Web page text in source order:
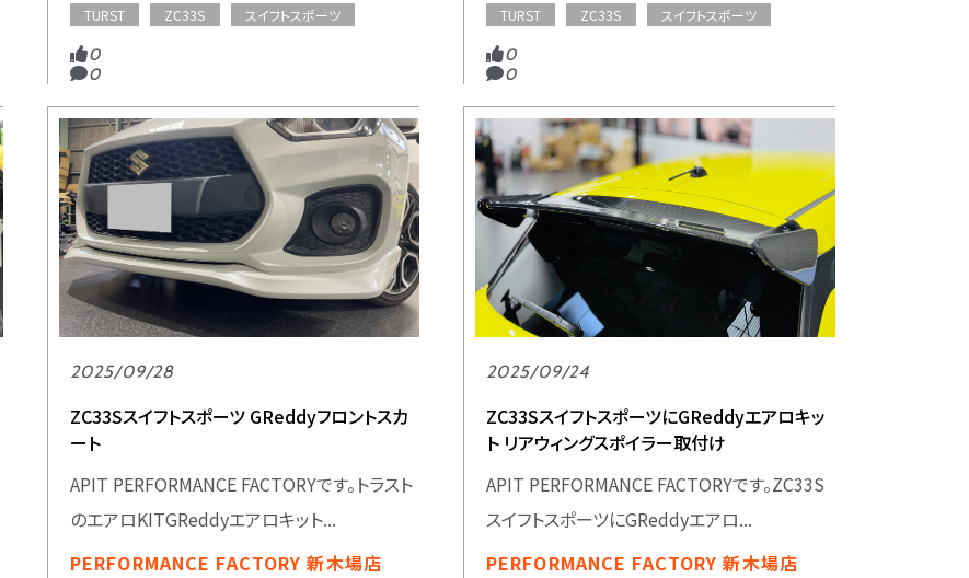
TURST
ZC33S スイフトスポーツ
0
0
TURST
ZC33S スイフトスポーツ
0
0
2025/09/28
ZC33Sスイフトスポーツ GReddyフロントスカ
ート
APIT PERFORMANCE FACTORYです。トラスト
のエアロKITGReddyエアロキット...
PERFORMANCE FACTORY 新木場店
2025/09/24
ZC33SスイフトスポーツにGReddyエアロキッ
ト リアウィングスポイラー取付け
APIT PERFORMANCE FACTORYです。ZC33S
スイフトスポーツにGReddyエアロ...
PERFORMANCE FACTORY 新木場店